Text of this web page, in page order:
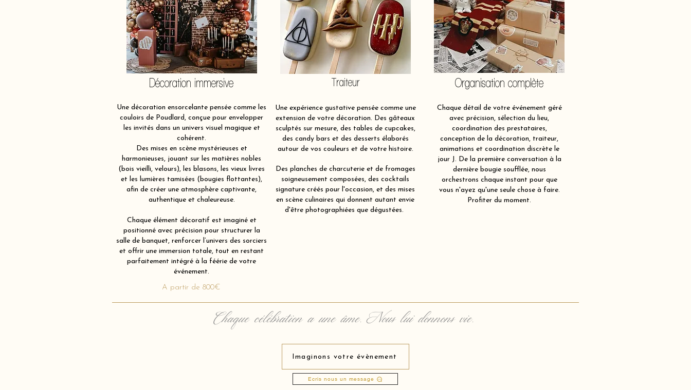
Décoration immersive
Une décoration ensorcelante pensée comme les
couloirs de Poudlard, conçue pour envelopper
les invités dans un univers visuel magique et
cohérent.
Des mises en scène mystérieuses et
harmonieuses, jouant sur les matières nobles
(bois vieilli, velours), les blasons, les vieux livres
et les lumières tamisées (bougies flottantes),
afin de créer une atmosphère captivante,
authentique et chaleureuse.
Chaque élément décoratif est imaginé et
positionné avec précision pour structurer la
salle de banquet, renforcer l’univers des sorciers
et offrir une immersion totale, tout en restant
parfaitement intégré à la féérie de votre
événement.
Traiteur
Une expérience gustative pensée comme une
extension de votre décoration. Des gâteaux
sculptés sur mesure, des tables de cupcakes,
des candy bars et des desserts élaborés
autour de vos couleurs et de votre histoire.
Des planches de charcuterie et de fromages
soigneusement composées, des cocktails
signature créés pour l'occasion, et des mises
en scène culinaires qui donnent autant envie
d'être photographiées que dégustées.
Organisation complète
Chaque détail de votre événement géré
avec précision, sélection du lieu,
coordination des prestataires,
conception de la décoration, traiteur,
animations et coordination discrète le
jour J. De la première conversation à la
dernière bougie soufflée, nous
orchestrons chaque instant pour que
vous n'ayez qu'une seule chose à faire.
Profiter du moment.
A partir de 800€
Chaque célébration a une âme. Nous lui donnons vie.
Imaginons votre évènement
Ecris nous un message